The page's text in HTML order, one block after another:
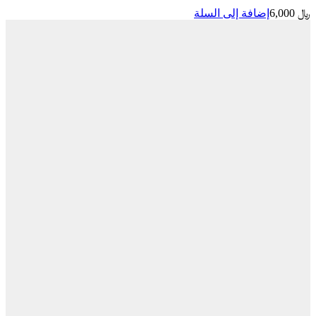
إضافة إلى السلة